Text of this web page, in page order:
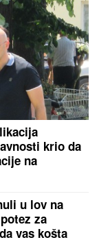
krio da
na
u lov na
za
vas košta